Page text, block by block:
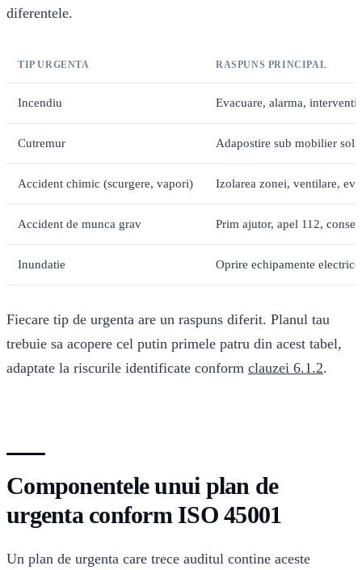
diferentele.
TIP URGENTA RASPUNS PRINCIPAL
Incendiu Evacuare, alarma,
Cutremur Adapostire sub mobilier
Accident chimic (scurgere, vapori) Izolarea zonei, ventilare,
Accident de munca grav Prim ajutor, apel 112,
Inundatie Oprire echipamente
Fiecare tip de urgenta are un raspuns diferit. Planul tau
trebuie sa acopere cel putin primele patru din acest tabel,
adaptate la riscurile identificate conform clauzei 6.1.2.
Componentele unui plan de
urgenta conform ISO 45001
Un plan de urgenta care trece auditul contine aceste